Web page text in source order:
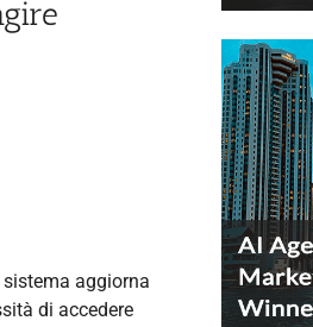
aggiorna
di accedere